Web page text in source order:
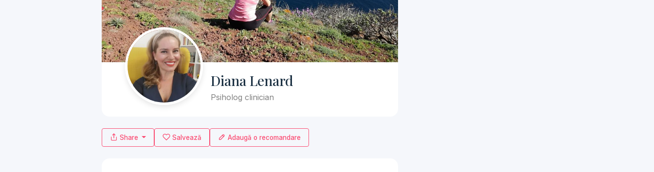
Diana Lenard
Psiholog clinician
Share Salvează Adaugă o recomandare